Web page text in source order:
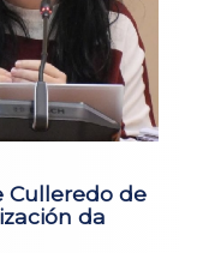
Culleredo de
da